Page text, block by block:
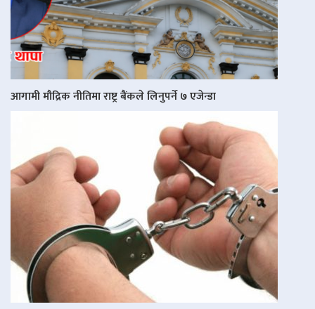
आगामी मौद्रिक नीतिमा राष्ट्र बैंकले लिनुपर्ने ७ एजेन्डा